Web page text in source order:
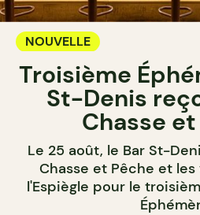
NOUVELLE
Troisième
St-Denis
Chasse
Le 25 août, le Bar St-
Chasse et Pêche et
l'Espiègle pour le